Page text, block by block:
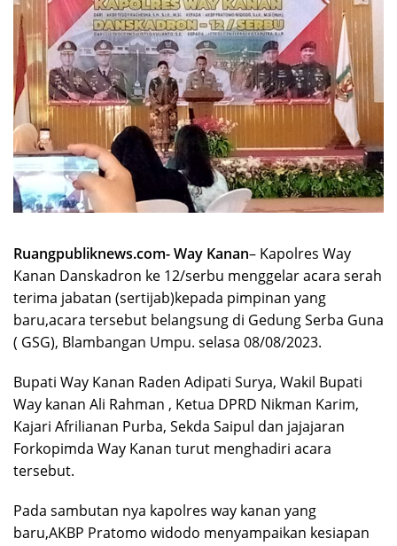
Ruangpubliknews.com- Way Kanan– Kapolres Way
Kanan Danskadron ke 12/serbu menggelar acara serah
terima jabatan (sertijab)kepada pimpinan yang
baru,acara tersebut belangsung di Gedung Serba Guna
( GSG), Blambangan Umpu. selasa 08/08/2023.
Bupati Way Kanan Raden Adipati Surya, Wakil Bupati
Way kanan Ali Rahman , Ketua DPRD Nikman Karim,
Kajari Afrilianan Purba, Sekda Saipul dan jajajaran
Forkopimda Way Kanan turut menghadiri acara
tersebut.
Pada sambutan nya kapolres way kanan yang
baru,AKBP Pratomo widodo menyampaikan kesiapan